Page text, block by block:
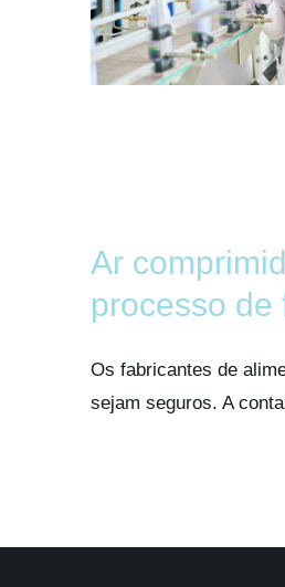
Ar
processo de
Os fabricantes de
sejam seguros. A